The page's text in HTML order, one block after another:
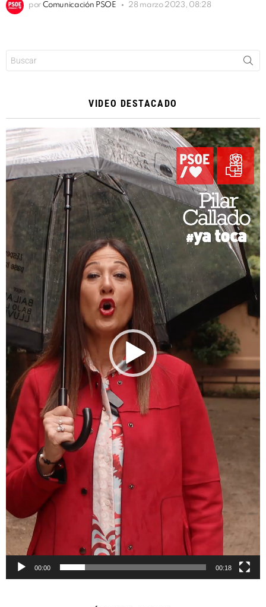
por Comunicación PSOE 28 marzo 2023, 08:28
VIDEO DESTACADO
Reproductor
de
vídeo
00:00 00:18